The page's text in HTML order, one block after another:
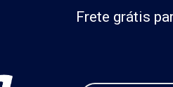
Frete grátis